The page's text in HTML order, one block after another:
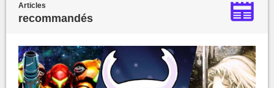
Articles
recommandés